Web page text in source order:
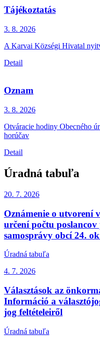
Tájékoztatás
3. 8. 2026
A Karvai Községi Hivatal
Detail
Oznam
3. 8. 2026
Otváracie hodiny Obecného
horúčav
Detail
Úradná tabuľa
20. 7. 2026
Oznámenie o utvorení
určení počtu
samosprávy obcí 24.
Úradná tabuľa
4. 7. 2026
Választások az
Információ a
jog feltételeiről
Úradná tabuľa